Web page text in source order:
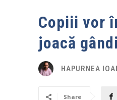
Copiii vor
joacă
HAPURNEA
Share